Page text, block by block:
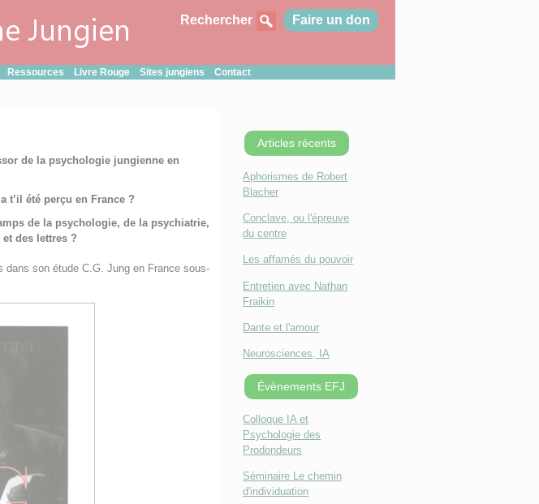
Rechercher Faire un don
Ressources Livre Rouge Sites jungiens Contact
de la psychologie jungienne en
t’il été perçu en France ?
de la psychologie, de la psychiatrie,
des lettres ?
dans son étude C.G. Jung en France sous-
Articles récents
Aphorismes de Robert
Blacher
Conclave, ou l'épreuve
du centre
Les affamés du pouvoir
Entretien avec Nathan
Fraikin
Dante et l'amour
Neurosciences, IA
Évènements EFJ
Colloque IA et
Psychologie des
Prodondeurs
Séminaire Le chemin
d'individuation